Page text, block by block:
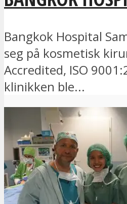
Bangkok Hospital
seg på kosmetisk
Accredited, ISO
klinikken ble...